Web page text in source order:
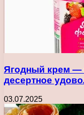
Ягодный крем —
десертное
03.07.2025